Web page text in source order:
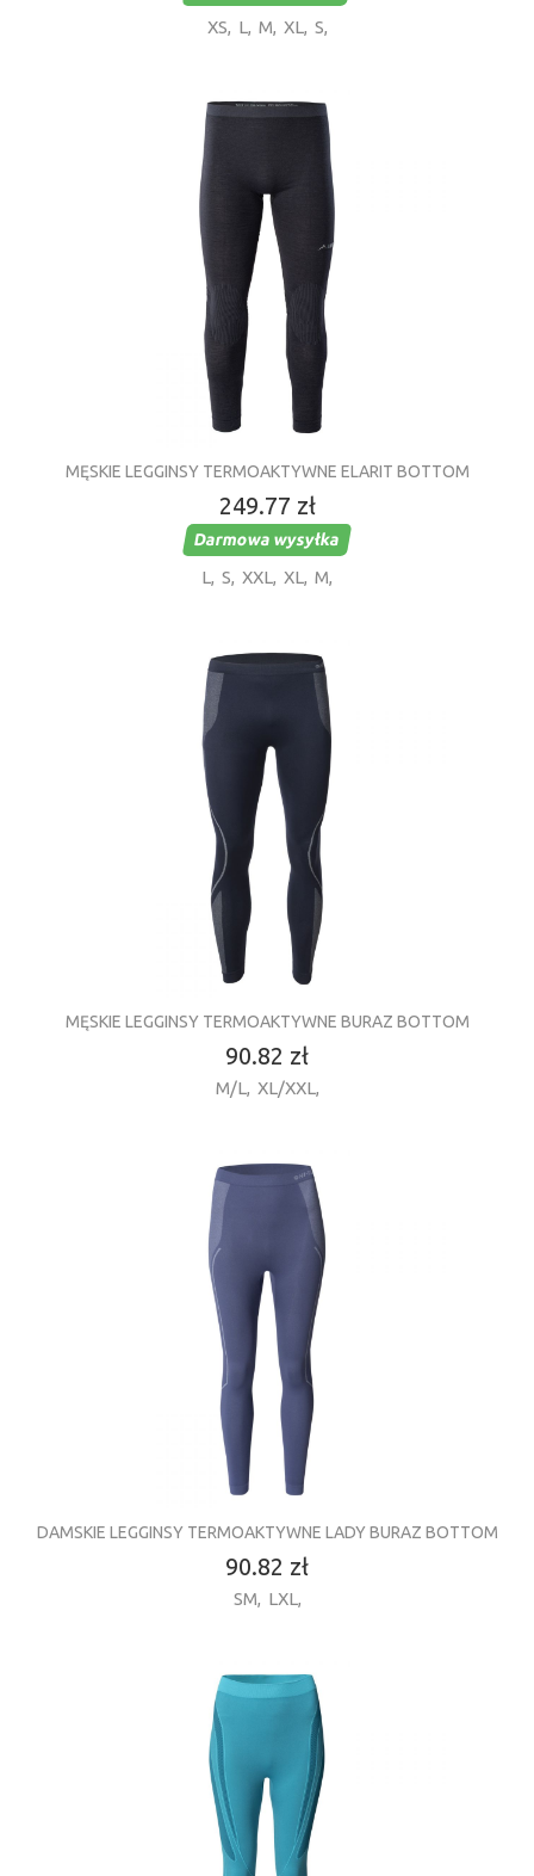
XS, L, M, XL, S,
MĘSKIE LEGGINSY TERMOAKTYWNE ELARIT BOTTOM
249.77 zł
Darmowa wysyłka
L, S, XXL, XL, M,
MĘSKIE LEGGINSY TERMOAKTYWNE BURAZ BOTTOM
90.82 zł
M/L, XL/XXL,
DAMSKIE LEGGINSY TERMOAKTYWNE LADY BURAZ BOTTOM
90.82 zł
SM, LXL,